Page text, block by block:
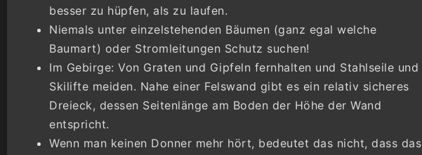
besser zu hüpfen, als zu laufen.
Niemals unter einzelstehenden Bäumen (ganz egal welche
Baumart) oder Stromleitungen Schutz suchen!
Im Gebirge: Von Graten und Gipfeln fernhalten und Stahlseile und
Skilifte meiden. Nahe einer Felswand gibt es ein relativ sicheres
Dreieck, dessen Seitenlänge am Boden der Höhe der Wand
entspricht.
Wenn man keinen Donner mehr hört, bedeutet das nicht, dass das